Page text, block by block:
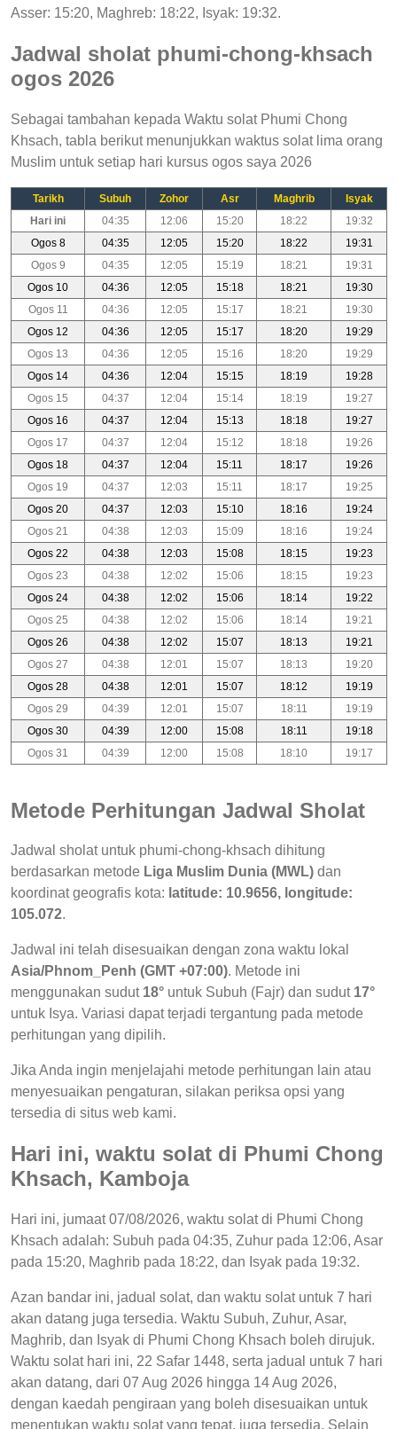
Asser: 15:20, Maghreb: 18:22, Isyak: 19:32.
Jadwal sholat phumi-chong-khsach
ogos 2026
Sebagai tambahan kepada Waktu solat Phumi Chong
Khsach, tabla berikut menunjukkan waktus solat lima orang
Muslim untuk setiap hari kursus ogos saya 2026
Tarikh Subuh Zohor Asr Maghrib
Isyak
Hari ini
04:35 12:06 15:20 18:22
19:32
Ogos 8
04:35 12:05 15:20 18:22
19:31
Ogos 9
04:35 12:05 15:19 18:21
19:31
Ogos 10
04:36 12:05 15:18 18:21
19:30
Ogos 11
04:36 12:05 15:17 18:21
19:30
Ogos 12
04:36 12:05 15:17 18:20
19:29
Ogos 13
04:36 12:05 15:16 18:20
19:29
Ogos 14
04:36 12:04 15:15 18:19
19:28
Ogos 15
04:37 12:04 15:14 18:19
19:27
Ogos 16
04:37 12:04 15:13 18:18
19:27
Ogos 17
04:37 12:04 15:12 18:18
19:26
Ogos 18
04:37 12:04 15:11 18:17
19:26
Ogos 19
04:37 12:03 15:11 18:17
19:25
Ogos 20
04:37 12:03 15:10 18:16
19:24
Ogos 21
04:38 12:03 15:09 18:16
19:24
Ogos 22
04:38 12:03 15:08 18:15
19:23
Ogos 23
04:38 12:02 15:06 18:15
19:23
Ogos 24
04:38 12:02 15:06 18:14
19:22
Ogos 25
04:38 12:02 15:06 18:14
19:21
Ogos 26
04:38 12:02 15:07 18:13
19:21
Ogos 27
04:38 12:01 15:07 18:13
19:20
Ogos 28
04:38 12:01 15:07 18:12
19:19
Ogos 29
04:39 12:01 15:07 18:11
19:19
Ogos 30
04:39 12:00 15:08 18:11
19:18
Ogos 31
04:39 12:00 15:08 18:10 19:17
Metode Perhitungan Jadwal Sholat
Jadwal sholat untuk phumi-chong-khsach dihitung
berdasarkan metode Liga Muslim Dunia (MWL) dan
koordinat geografis kota: latitude: 10.9656, longitude:
105.072.
Jadwal ini telah disesuaikan dengan zona waktu lokal
Asia/Phnom_Penh (GMT +07:00). Metode ini
menggunakan sudut 18° untuk Subuh (Fajr) dan sudut 17°
untuk Isya. Variasi dapat terjadi tergantung pada metode
perhitungan yang dipilih.
Jika Anda ingin menjelajahi metode perhitungan lain atau
menyesuaikan pengaturan, silakan periksa opsi yang
tersedia di situs web kami.
Hari ini, waktu solat di Phumi Chong
Khsach, Kamboja
Hari ini, jumaat 07/08/2026, waktu solat di Phumi Chong
Khsach adalah: Subuh pada 04:35, Zuhur pada 12:06, Asar
pada 15:20, Maghrib pada 18:22, dan Isyak pada 19:32.
Azan bandar ini, jadual solat, dan waktu solat untuk 7 hari
akan datang juga tersedia. Waktu Subuh, Zuhur, Asar,
Maghrib, dan Isyak di Phumi Chong Khsach boleh dirujuk.
Waktu solat hari ini, 22 Safar 1448, serta jadual untuk 7 hari
akan datang, dari 07 Aug 2026 hingga 14 Aug 2026,
dengan kaedah pengiraan yang boleh disesuaikan untuk
menentukan waktu solat yang tepat, juga tersedia. Selain